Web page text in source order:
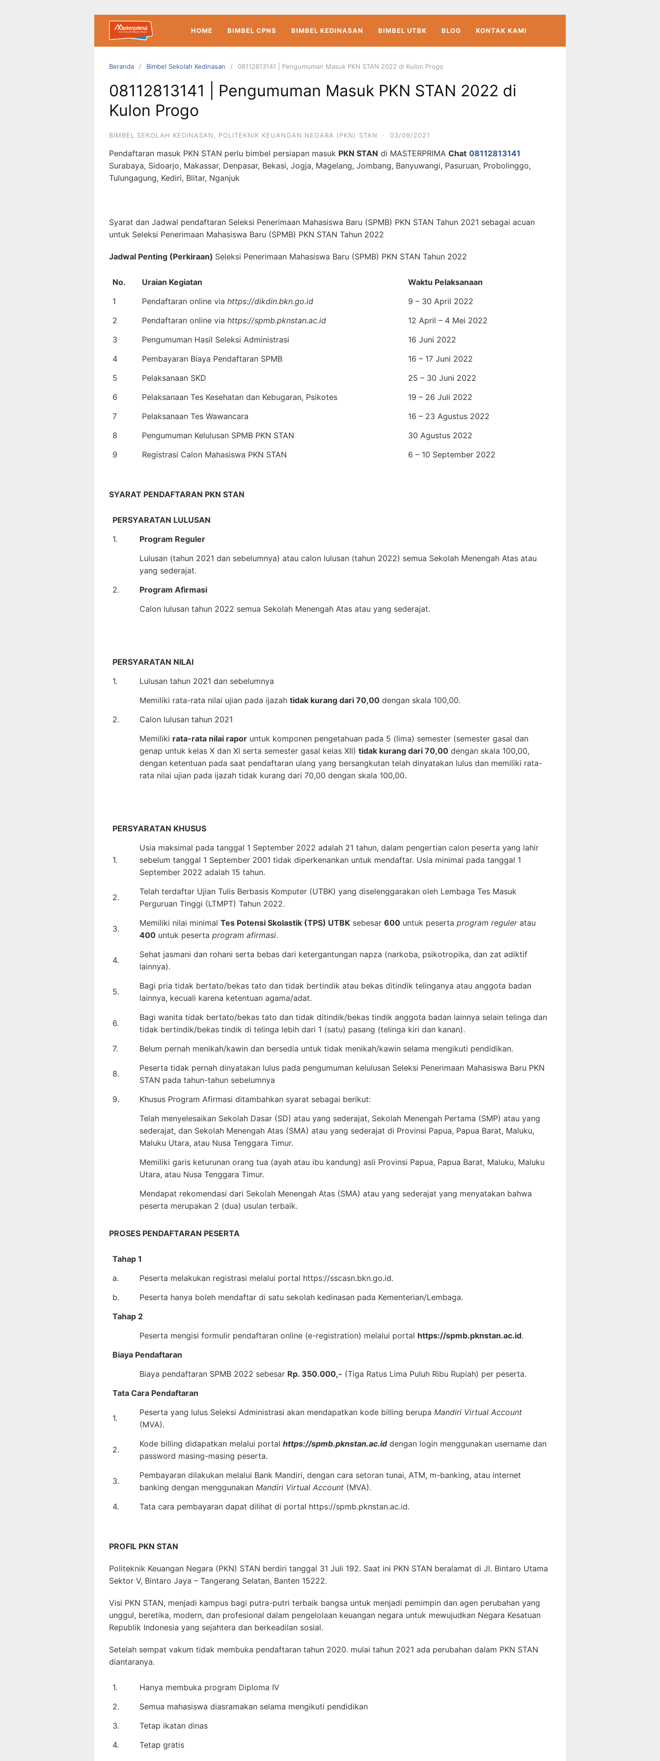
HOME BIMBEL CPNS BIMBEL KEDINASAN BIMBEL UTBK BLOG KONTAK KAMI
Beranda Bimbel Sekolah Kedinasan 08112813141 | Pengumuman Masuk PKN STAN 2022 di Kulon Progo
08112813141 | Pengumuman Masuk PKN STAN 2022 di
Kulon Progo
BIMBEL SEKOLAH KEDINASAN POLITEKNIK KEUANGAN NEGARA (PKN) STAN · 03/09/2021
Pendaftaran masuk PKN STAN perlu bimbel persiapan masuk PKN STAN di MASTERPRIMA Chat 08112813141
Surabaya, Sidoarjo, Makassar, Denpasar, Bekasi, Jogja, Magelang, Jombang, Banyuwangi, Pasuruan, Probolinggo,
Tulungagung, Kediri, Blitar, Nganjuk
Syarat dan Jadwal pendaftaran Seleksi Penerimaan Mahasiswa Baru (SPMB) PKN STAN Tahun 2021 sebagai acuan
untuk Seleksi Penerimaan Mahasiswa Baru (SPMB) PKN STAN Tahun 2022
Jadwal Penting (Perkiraan) Seleksi Penerimaan Mahasiswa Baru (SPMB) PKN STAN Tahun 2022
No. Uraian Kegiatan
Waktu Pelaksanaan
1
Pendaftaran online via https://dikdin.bkn.go.id
9 – 30 April 2022
2
Pendaftaran online via https://spmb.pknstan.ac.id
12 April – 4 Mei 2022
3
Pengumuman Hasil Seleksi Administrasi
16 Juni 2022
4
Pembayaran Biaya Pendaftaran SPMB
16 – 17 Juni 2022
5
Pelaksanaan SKD
25 – 30 Juni 2022
6
Pelaksanaan Tes Kesehatan dan Kebugaran, Psikotes
19 – 26 Juli 2022
7
Pelaksanaan Tes Wawancara
16 – 23 Agustus 2022
8
Pengumuman Kelulusan SPMB PKN STAN
30 Agustus 2022
9
Registrasi Calon Mahasiswa PKN STAN 6 – 10 September 2022
SYARAT PENDAFTARAN PKN STAN
PERSYARATAN LULUSAN
1.
Program Reguler
Lulusan (tahun 2021 dan sebelumnya) atau calon lulusan (tahun 2022) semua Sekolah Menengah Atas atau
yang sederajat.
2.
Program Afirmasi
Calon lulusan tahun 2022 semua Sekolah Menengah Atas atau yang sederajat.
PERSYARATAN NILAI
1.
Lulusan tahun 2021 dan sebelumnya
Memiliki rata-rata nilai ujian pada ijazah tidak kurang dari 70,00 dengan skala 100,00.
2.
Calon lulusan tahun 2021
Memiliki rata-rata nilai rapor untuk komponen pengetahuan pada 5 (lima) semester (semester gasal dan
genap untuk kelas X dan XI serta semester gasal kelas XII) tidak kurang dari 70,00 dengan skala 100,00,
dengan ketentuan pada saat pendaftaran ulang yang bersangkutan telah dinyatakan lulus dan memiliki rata-
rata nilai ujian pada ijazah tidak kurang dari 70,00 dengan skala 100,00.
PERSYARATAN KHUSUS
1.
Usia maksimal pada tanggal 1 September 2022 adalah 21 tahun, dalam pengertian calon peserta yang lahir
sebelum tanggal 1 September 2001 tidak diperkenankan untuk mendaftar. Usia minimal pada tanggal 1
September 2022 adalah 15 tahun.
2.
Telah terdaftar Ujian Tulis Berbasis Komputer (UTBK) yang diselenggarakan oleh Lembaga Tes Masuk
Perguruan Tinggi (LTMPT) Tahun 2022.
3.
Memiliki nilai minimal Tes Potensi Skolastik (TPS) UTBK sebesar 600 untuk peserta program reguleratau
400 untuk peserta program afirmasi.
4.
Sehat jasmani dan rohani serta bebas dari ketergantungan napza (narkoba, psikotropika, dan zat adiktif
lainnya).
5.
Bagi pria tidak bertato/bekas tato dan tidak bertindik atau bekas ditindik telinganya atau anggota badan
lainnya, kecuali karena ketentuan agama/adat.
6.
Bagi wanita tidak bertato/bekas tato dan tidak ditindik/bekas tindik anggota badan lainnya selain telinga dan
tidak bertindik/bekas tindik di telinga lebih dari 1 (satu) pasang (telinga kiri dan kanan).
7.
Belum pernah menikah/kawin dan bersedia untuk tidak menikah/kawin selama mengikuti pendidikan.
8.
Peserta tidak pernah dinyatakan lulus pada pengumuman kelulusan Seleksi Penerimaan Mahasiswa Baru PKN
STAN pada tahun-tahun sebelumnya
9.
Khusus Program Afirmasi ditambahkan syarat sebagai berikut:
Telah menyelesaikan Sekolah Dasar (SD) atau yang sederajat, Sekolah Menengah Pertama (SMP) atau yang
sederajat, dan Sekolah Menengah Atas (SMA) atau yang sederajat di Provinsi Papua, Papua Barat, Maluku,
Maluku Utara, atau Nusa Tenggara Timur.
Memiliki garis keturunan orang tua (ayah atau ibu kandung) asli Provinsi Papua, Papua Barat, Maluku, Maluku
Utara, atau Nusa Tenggara Timur.
Mendapat rekomendasi dari Sekolah Menengah Atas (SMA) atau yang sederajat yang menyatakan bahwa
peserta merupakan 2 (dua) usulan terbaik.
PROSES PENDAFTARAN PESERTA
Tahap 1
a.
Peserta melakukan registrasi melalui portal https://sscasn.bkn.go.id.
b.
Peserta hanya boleh mendaftar di satu sekolah kedinasan pada Kementerian/Lembaga.
Tahap 2
Peserta mengisi formulir pendaftaran online (e-registration) melalui portal https://spmb.pknstan.ac.id.
Biaya Pendaftaran
Biaya pendaftaran SPMB 2022 sebesar Rp. 350.000,- (Tiga Ratus Lima Puluh Ribu Rupiah) per peserta.
Tata Cara Pendaftaran
1.
Peserta yang lulus Seleksi Administrasi akan mendapatkan kode billing berupa Mandiri Virtual Account
(MVA).
2.
Kode billing didapatkan melalui portal https://spmb.pknstan.ac.iddengan login menggunakan username dan
password masing-masing peserta.
3.
Pembayaran dilakukan melalui Bank Mandiri, dengan cara setoran tunai, ATM, m-banking, atau internet
banking dengan menggunakan Mandiri Virtual Account (MVA).
4.
Tata cara pembayaran dapat dilihat di portal https://spmb.pknstan.ac.id.
PROFIL PKN STAN
Politeknik Keuangan Negara (PKN) STAN berdiri tanggal 31 Juli 192. Saat ini PKN STAN beralamat di Jl. Bintaro Utama
Sektor V, Bintaro Jaya – Tangerang Selatan, Banten 15222.
Visi PKN STAN, menjadi kampus bagi putra-putri terbaik bangsa untuk menjadi pemimpin dan agen perubahan yang
unggul, beretika, modern, dan profesional dalam pengelolaan keuangan negara untuk mewujudkan Negara Kesatuan
Republik Indonesia yang sejahtera dan berkeadilan sosial.
Setelah sempat vakum tidak membuka pendaftaran tahun 2020. mulai tahun 2021 ada perubahan dalam PKN STAN
diantaranya.
1.
Hanya membuka program Diploma IV
2.
Semua mahasiswa diasramakan selama mengikuti pendidikan
3.
Tetap ikatan dinas
4.
Tetap gratis